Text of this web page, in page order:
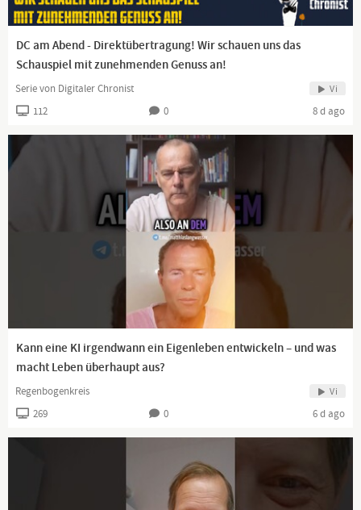
DC am Abend - Direktübertragung! Wir schauen uns das
Schauspiel mit zunehmenden Genuss an!
Serie von Digitaler Chronist Vi
112 0 8 d ago
Kann eine KI irgendwann ein Eigenleben entwickeln – und was
macht Leben überhaupt aus?
Regenbogenkreis Vi
269 0 6 d ago